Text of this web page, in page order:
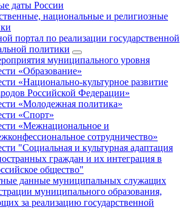
даты России
национальные и религиозные
портал по реализации государственной
политики
муниципального уровня
«Образование»
«Национально-культурное развитие
Российской Федерации»
«Молодежная политика»
«Спорт»
«Межнациональное и
сотрудничество»
"Социальная и культурная адаптация
граждан и их интеграция в
общество"
данные муниципальных служащих
муниципального образования,
за реализацию государственной